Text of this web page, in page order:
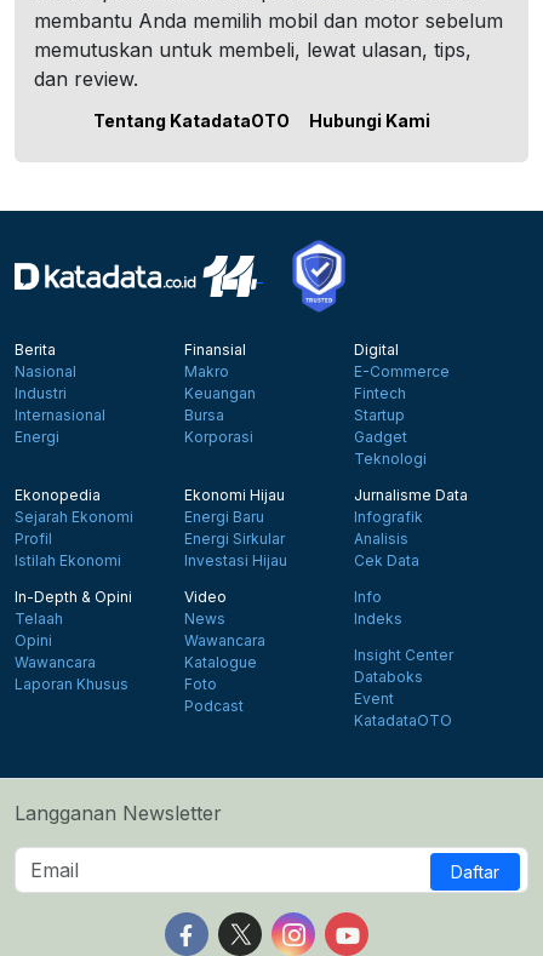
membantu Anda memilih mobil dan motor sebelum
memutuskan untuk membeli, lewat ulasan, tips,
dan review.
Tentang KatadataOTO Hubungi Kami
Berita
Nasional
Industri
Internasional
Energi
Finansial
Makro
Keuangan
Bursa
Korporasi
Digital
E-Commerce
Fintech
Startup
Gadget
Teknologi
Ekonopedia
Sejarah Ekonomi
Profil
Istilah Ekonomi
Ekonomi Hijau
Energi Baru
Energi Sirkular
Investasi Hijau
Jurnalisme Data
Infografik
Analisis
Cek Data
In-Depth & Opini
Telaah
Opini
Wawancara
Laporan Khusus
Video
News
Wawancara
Katalogue
Foto
Podcast
Info
Indeks
Insight Center
Databoks
Event
KatadataOTO
Langganan Newsletter
Daftar
Follow us on Facebook
Follow us on X
Follow us on Instagram
Follow us on